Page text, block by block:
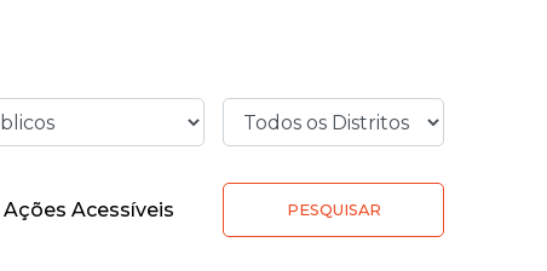
Ações Acessíveis PESQUISAR